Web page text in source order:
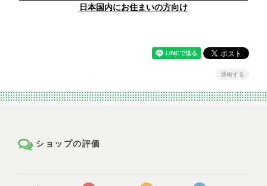
日本国内にお住まいの方向け
通報する
ショップの評価